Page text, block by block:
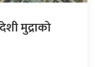
मुद्राको